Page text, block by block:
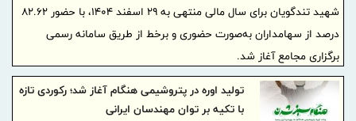
شهید تندگویان برای سال مالی منتهی به ۲۹ اسفند ۱۴۰۴، با حضور ۸۲.۶۲
درصد از سهامداران به‌صورت حضوری و برخط از طریق سامانه رسمی
برگزاری مجامع آغاز شد.
تولید اوره در پتروشیمی هنگام آغاز شد؛ رکوردی تازه
با تکیه بر توان مهندسان ایرانی